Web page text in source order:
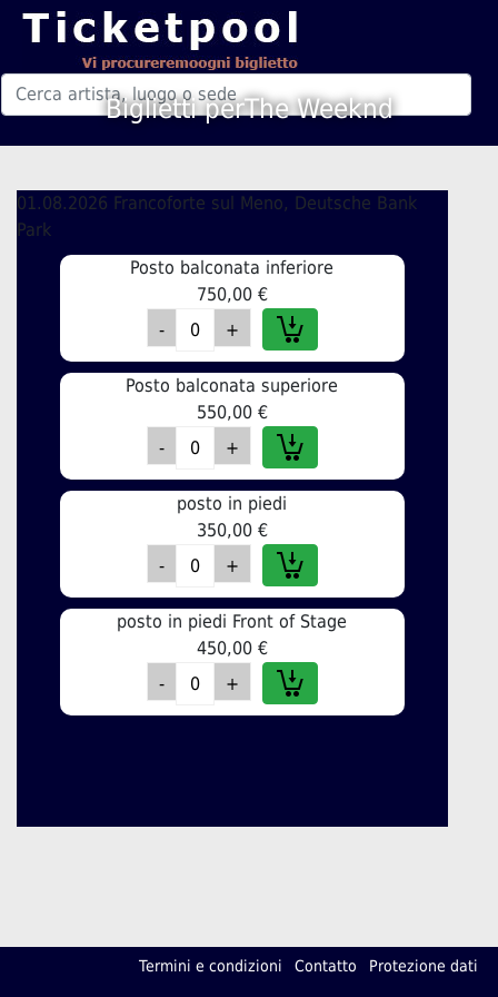
Biglietti perThe Weeknd
01.08.2026 Francoforte sul Meno, Deutsche Bank
Park
Posto balconata inferiore
750,00 €
Posto balconata superiore
550,00 €
posto in piedi
350,00 €
posto in piedi Front of Stage
450,00 €
Termini e condizioni Contatto Protezione dati